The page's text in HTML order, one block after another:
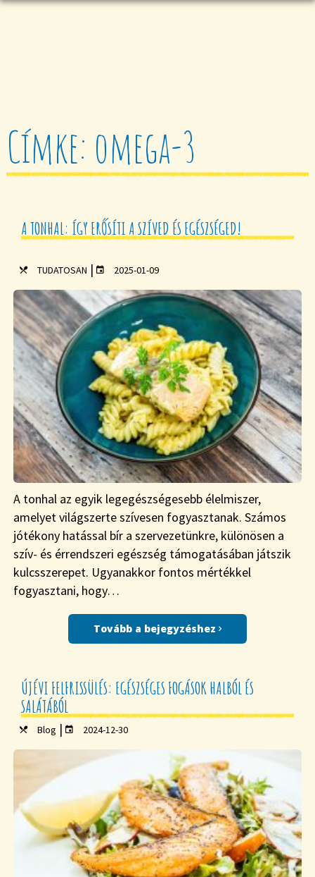
Címke: omega-3
A TONHAL: ÍGY ERŐSÍTI A SZÍVED ÉS EGÉSZSÉGED!
TUDATOSAN | 2025-01-09
A tonhal az egyik legegészségesebb élelmiszer,
amelyet világszerte szívesen fogyasztanak. Számos
jótékony hatással bír a szervezetünkre, különösen a
szív- és érrendszeri egészség támogatásában játszik
kulcsszerepet. Ugyanakkor fontos mértékkel
fogyasztani, hogy…
Tovább a bejegyzéshez
ÚJÉVI FELFRISSÜLÉS: EGÉSZSÉGES FOGÁSOK HALBÓL ÉS
SALÁTÁBÓL
Blog | 2024-12-30